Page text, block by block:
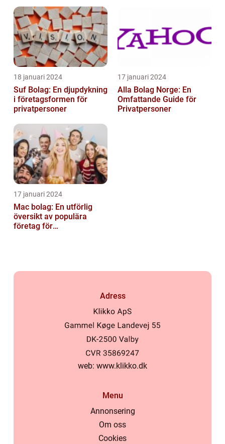
18 januari 2024
Suf Bolag: En djupdykning
i företagsformen för
privatpersoner
17 januari 2024
Alla Bolag Norge: En
Omfattande Guide för
Privatpersoner
17 januari 2024
Mac bolag: En utförlig
översikt av populära
företag för
Adress
web: www.klikko.dk
Menu
Annonsering
Om oss
Cookies